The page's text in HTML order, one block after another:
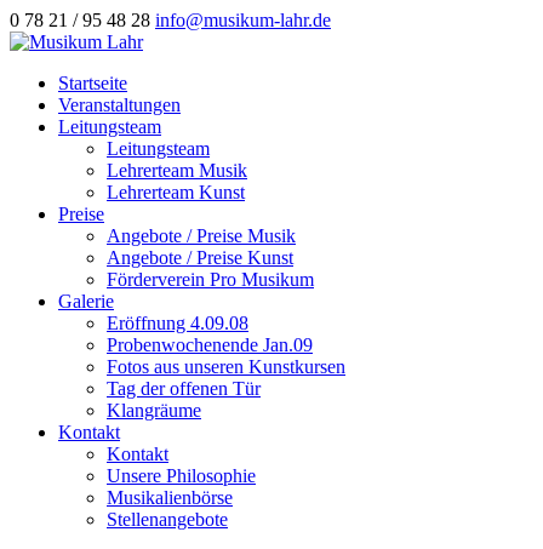
0 78 21 / 95 48 28 info@musikum-lahr.de
Startseite
Veranstaltungen
Leitungsteam
Leitungsteam
Lehrerteam Musik
Lehrerteam Kunst
Preise
Angebote / Preise Musik
Angebote / Preise Kunst
Förderverein Pro Musikum
Galerie
Eröffnung 4.09.08
Probenwochenende Jan.09
Fotos aus unseren Kunstkursen
Tag der offenen Tür
Klangräume
Kontakt
Kontakt
Unsere Philosophie
Musikalienbörse
Stellenangebote